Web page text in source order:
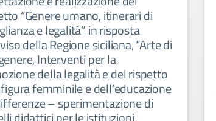
“Genere umano, itinerari di
e legalità” in risposta
della Regione siciliana, “Arte di
Interventi per la
della legalità e del rispetto
femminile e dell’educazione
– sperimentazione di